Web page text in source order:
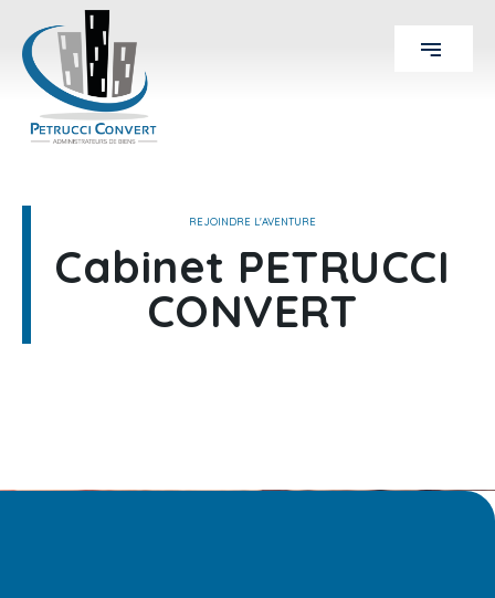
REJOINDRE L'AVENTURE
Cabinet PETRUCCI
CONVERT